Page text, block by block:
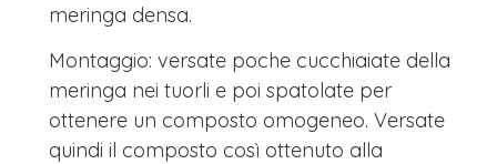
meringa densa.
Montaggio: versate poche cucchiaiate della
meringa nei tuorli e poi spatolate per
ottenere un composto omogeneo. Versate
quindi il composto così ottenuto alla